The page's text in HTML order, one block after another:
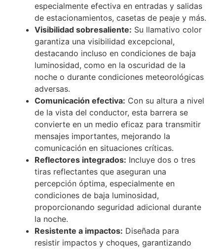
especialmente efectiva en entradas y salidas
de estacionamientos, casetas de peaje y más.
Visibilidad sobresaliente: Su llamativo color
garantiza una visibilidad excepcional,
destacando incluso en condiciones de baja
luminosidad, como en la oscuridad de la
noche o durante condiciones meteorológicas
adversas.
Comunicación efectiva: Con su altura a nivel
de la vista del conductor, esta barrera se
convierte en un medio eficaz para transmitir
mensajes importantes, mejorando la
comunicación en situaciones críticas.
Reflectores integrados: Incluye dos o tres
tiras reflectantes que aseguran una
percepción óptima, especialmente en
condiciones de baja luminosidad,
proporcionando seguridad adicional durante
la noche.
Resistente a impactos: Diseñada para
resistir impactos y choques, garantizando